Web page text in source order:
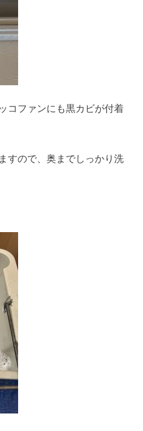
コファンにも黒カビが付着
すので、奥までしっかり洗